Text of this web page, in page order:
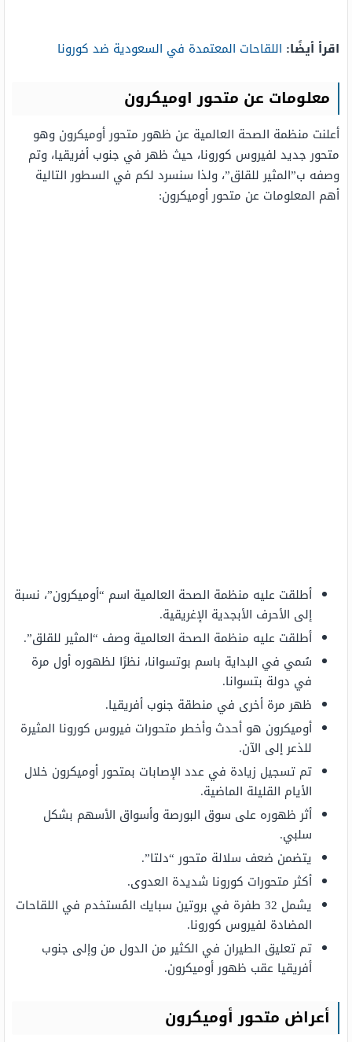
اقرأ أيضًا: اللقاحات المعتمدة في السعودية ضد كورونا
معلومات عن متحور اوميكرون
أعلنت منظمة الصحة العالمية عن ظهور متحور أوميكرون وهو
متحور جديد لفيروس كورونا، حيث ظهر في جنوب أفريقيا، وتم
وصفه ب”المثير للقلق”، ولذا سنسرد لكم في السطور التالية
أهم المعلومات عن متحور أوميكرون:
أطلقت عليه منظمة الصحة العالمية اسم “أوميكرون”، نسبة
إلى الأحرف الأبجدية الإغريقية.
أطلقت عليه منظمة الصحة العالمية وصف “المثير للقلق”.
سُمي في البداية باسم بوتسوانا، نظرًا لظهوره أول مرة
في دولة بتسوانا.
ظهر مرة أخرى في منطقة جنوب أفريقيا.
أوميكرون هو أحدث وأخطر متحورات فيروس كورونا المثيرة
للذعر إلى الآن.
تم تسجيل زيادة في عدد الإصابات بمتحور أوميكرون خلال
الأيام القليلة الماضية.
أثر ظهوره على سوق البورصة وأسواق الأسهم بشكل
سلبي.
يتضمن ضعف سلالة متحور “دلتا”.
أكثر متحورات كورونا شديدة العدوى.
يشمل 32 طفرة في بروتين سبايك المُستخدم في اللقاحات
المضادة لفيروس كورونا.
تم تعليق الطيران في الكثير من الدول من وإلى جنوب
أفريقيا عقب ظهور أوميكرون.
أعراض متحور أوميكرون